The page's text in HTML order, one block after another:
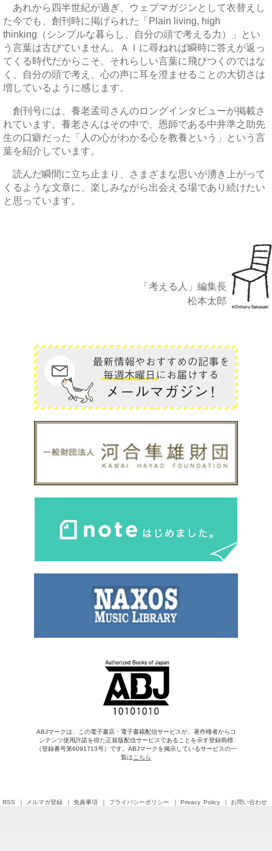
あれから四半世紀が過ぎ、ウェブマガジンとして衣替えし
た今でも、創刊時に掲げられた「Plain living, high
thinking（シンプルな暮らし、自分の頭で考える力）」とい
う言葉は古びていません。ＡＩに尋ねれば瞬時に答えが返っ
てくる時代だからこそ、それらしい言葉に飛びつくのではな
く、自分の頭で考え、心の声に耳を澄ませることの大切さは
増しているように感じます。
創刊号には、養老孟司さんのロングインタビューが掲載さ
れています。養老さんはその中で、恩師である中井準之助先
生の口癖だった「人の心がわかる心を教養という」という言
葉を紹介しています。
読んだ瞬間に立ち止まり、さまざまな思いが湧き上がって
くるような文章に、楽しみながら出会える場であり続けたい
と思っています。
「考える人」編集長
松本太郎
ABJマークは、この電子書店・電子書籍配信サービスが、著作権者からコ
ンテンツ使用許諾を得た正規版配信サービスであることを示す登録商標
（登録番号第6091713号）です。ABJマークを掲示しているサービスの一
覧は こちら
RSS メルマガ登録 免責事項 プライバシーポリシー Privacy Policy お問い合わせ